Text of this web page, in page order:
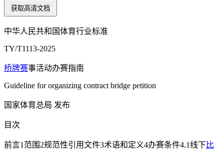
获取高清文档
中华人民共和国体育行业标准
TY/T1113-2025
桥牌赛事活动办赛指南
Guideline for organizing contract bridge petition
国家体育总局 发布
目次
前言1范围2规范性引用文件3术语和定义4办赛条件4.1线下比